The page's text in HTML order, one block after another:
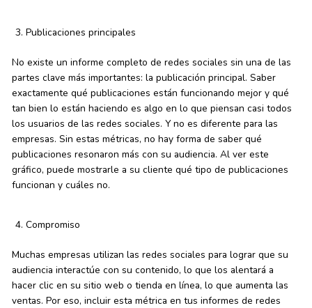
Publicaciones principales
No existe un informe completo de redes sociales sin una de las
partes clave más importantes: la publicación principal. Saber
exactamente qué publicaciones están funcionando mejor y qué
tan bien lo están haciendo es algo en lo que piensan casi todos
los usuarios de las redes sociales. Y no es diferente para las
empresas. Sin estas métricas, no hay forma de saber qué
publicaciones resonaron más con su audiencia. Al ver este
gráfico, puede mostrarle a su cliente qué tipo de publicaciones
funcionan y cuáles no.
Compromiso
Muchas empresas utilizan las redes sociales para lograr que su
audiencia interactúe con su contenido, lo que los alentará a
hacer clic en su sitio web o tienda en línea, lo que aumenta las
ventas. Por eso, incluir esta métrica en tus informes de redes